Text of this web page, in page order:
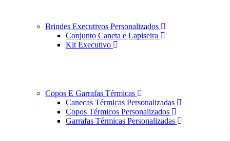
Brindes Executivos Personalizados
Conjunto Caneta e Lapiseira
Kit Executivo
Copos E Garrafas Térmicas
Canecas Térmicas Personalizadas
Copos Térmicos Personalizados
Garrafas Térmicas Personalizadas